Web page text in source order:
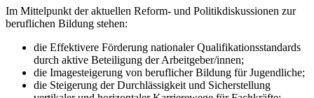
Im Mittelpunkt der aktuellen Reform- und Politikdiskussionen zur
beruflichen Bildung stehen:
die Effektivere Förderung nationaler Qualifikationsstandards
durch aktive Beteiligung der Arbeitgeber/innen;
die Imagesteigerung von beruflicher Bildung für Jugendliche;
die Steigerung der Durchlässigkeit und Sicherstellung